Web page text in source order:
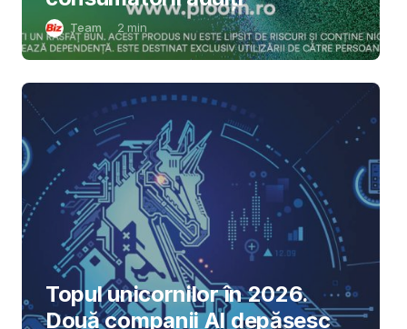
Team 2 min
Topul unicornilor în 2026.
Două companii AI depășesc